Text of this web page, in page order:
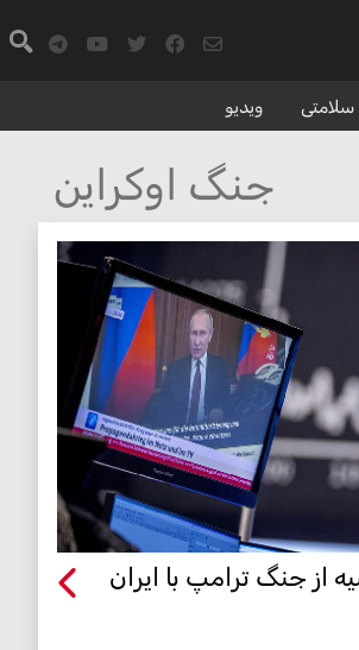
ويديو
جنگ اوکراین
از جنگ ترامپ با ایران